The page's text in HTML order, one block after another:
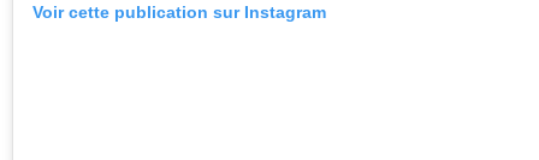
Voir cette publication sur Instagram